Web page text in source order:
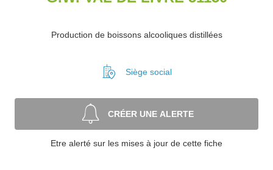
Production de boissons alcooliques distillées
Siège social
CRÉER UNE ALERTE
Etre alerté sur les mises à jour de cette fiche